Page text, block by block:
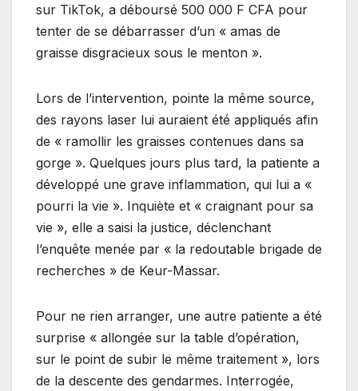
sur TikTok, a déboursé 500 000 F CFA pour
tenter de se débarrasser d’un « amas de
graisse disgracieux sous le menton ».
Lors de l’intervention, pointe la même source,
des rayons laser lui auraient été appliqués afin
de « ramollir les graisses contenues dans sa
gorge ». Quelques jours plus tard, la patiente a
développé une grave inflammation, qui lui a «
pourri la vie ». Inquiète et « craignant pour sa
vie », elle a saisi la justice, déclenchant
l’enquête menée par « la redoutable brigade de
recherches » de Keur-Massar.
Pour ne rien arranger, une autre patiente a été
surprise « allongée sur la table d’opération,
sur le point de subir le même traitement », lors
de la descente des gendarmes. Interrogée,